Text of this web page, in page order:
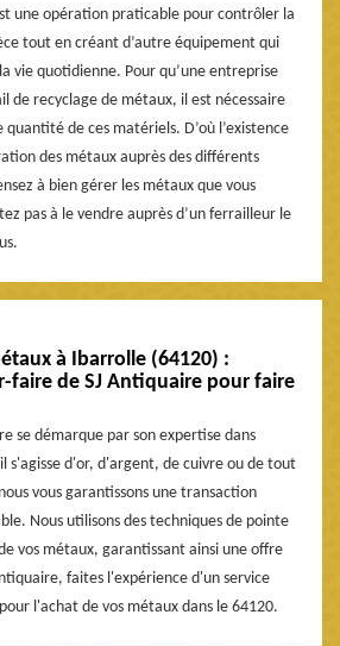
une opération praticable pour contrôler la
tout en créant d’autre équipement qui
vie quotidienne. Pour qu’une entreprise
de recyclage de métaux, il est nécessaire
quantité de ces matériels. D’où l’existence
des métaux auprès des différents
à bien gérer les métaux que vous
pas à le vendre auprès d’un ferrailleur le
à Ibarrolle (64120) :
faire de SJ Antiquaire pour faire
se démarque par son expertise dans
s'agisse d'or, d'argent, de cuivre ou de tout
vous garantissons une transaction
Nous utilisons des techniques de pointe
vos métaux, garantissant ainsi une offre
faites l'expérience d'un service
l'achat de vos métaux dans le 64120.